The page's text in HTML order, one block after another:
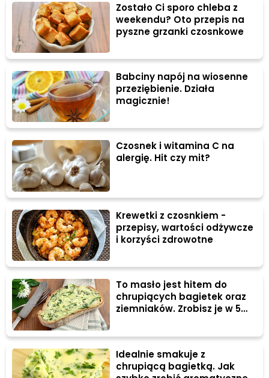
Zostało Ci sporo chleba z
weekendu? Oto przepis na
pyszne grzanki czosnkowe
Babciny napój na wiosenne
przeziębienie. Działa
magicznie!
Czosnek i witamina C na
alergię. Hit czy mit?
Krewetki z czosnkiem -
przepisy, wartości odżywcze
i korzyści zdrowotne
To masło jest hitem do
chrupiących bagietek oraz
ziemniaków. Zrobisz je w 5
Idealnie smakuje z
chrupiącą bagietką. Jak